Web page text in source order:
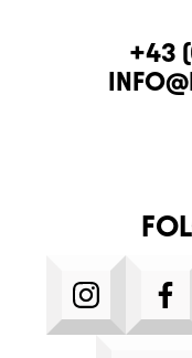
KONTAKT+43
E-MAIL